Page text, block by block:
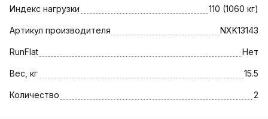
Индекс нагрузки 110 (1060 кг)
Артикул производителя NXK13143
RunFlat Нет
Вес, кг 15.5
Количество 2